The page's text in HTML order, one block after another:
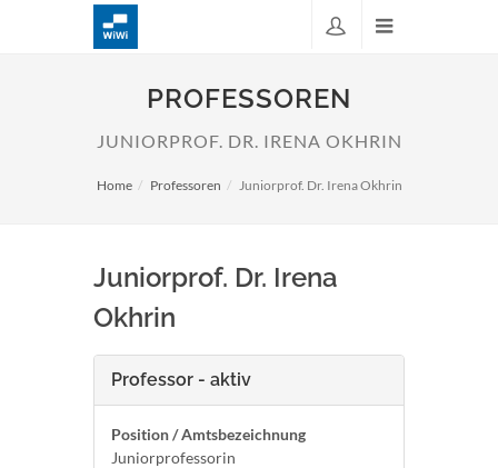
PROFESSOREN
JUNIORPROF. DR. IRENA OKHRIN
Home Professoren Juniorprof. Dr. Irena Okhrin
Juniorprof. Dr. Irena
Okhrin
Professor - aktiv
Position / Amtsbezeichnung
Juniorprofessorin